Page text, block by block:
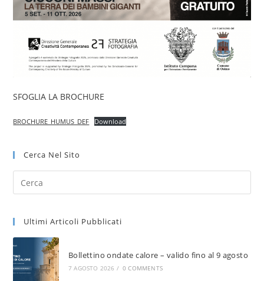
SFOGLIA LA BROCHURE
BROCHURE_HUMUS_DEF Download
Cerca Nel Sito
Ultimi Articoli Pubblicati
Bollettino ondate calore – valido fino al 9 agosto
7 AGOSTO 2026 / 0 COMMENTS